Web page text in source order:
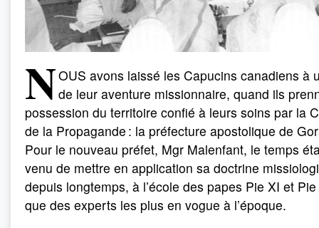
NOUS avons laissé les Capucins canadiens à
de leur aventure missionnaire, quand ils
possession du territoire confié à leurs soins par la
de la Propagande : la préfecture apostolique de
Pour le nouveau préfet, Mgr Malenfant, le temps
venu de mettre en application sa doctrine
depuis longtemps, à l’école des papes Pie XI et
que des experts les plus en vogue à l’époque.